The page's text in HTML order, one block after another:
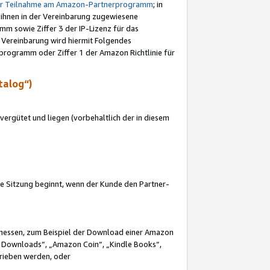
Teilnahme am Amazon-Partnerprogramm; in
in der Vereinbarung zugewiesene
sowie Ziffer 3 der IP-Lizenz für das
wird hiermit Folgendes
oder Ziffer 1 der Amazon Richtlinie für
und liegen (vorbehaltlich der in diesem
Sitzung beginnt, wenn der Kunde den Partner-
zum Beispiel der Download einer Amazon
„Amazon Coin“, „Kindle Books“,
werden, oder